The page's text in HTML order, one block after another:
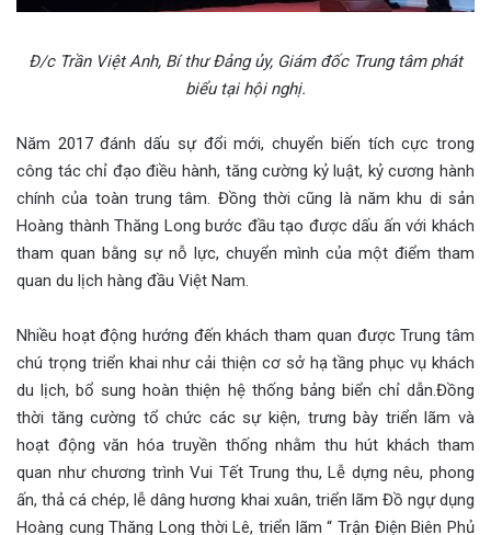
Đ/c Trần Việt Anh, Bí thư Đảng ủy, Giám đốc Trung tâm phát
biểu tại hội nghị.
Năm 2017 đánh dấu sự đổi mới, chuyển biến tích cực trong
công tác chỉ đạo điều hành, tăng cường kỷ luật, kỷ cương hành
chính của toàn trung tâm. Đồng thời cũng là năm khu di sản
Hoàng thành Thăng Long bước đầu tạo được dấu ấn với khách
tham quan bằng sự nỗ lực, chuyển mình của một điểm tham
quan du lịch hàng đầu Việt Nam.
Nhiều hoạt động hướng đến khách tham quan được Trung tâm
chú trọng triển khai như cải thiện cơ sở hạ tầng phục vụ khách
du lịch, bổ sung hoàn thiện hệ thống bảng biển chỉ dẫn.Đồng
thời tăng cường tổ chức các sự kiện, trưng bày triển lãm và
hoạt động văn hóa truyền thống nhằm thu hút khách tham
quan như chương trình Vui Tết Trung thu, Lễ dựng nêu, phong
ấn, thả cá chép, lễ dâng hương khai xuân, triển lãm Đồ ngự dụng
Hoàng cung Thăng Long thời Lê, triển lãm “ Trận Điện Biên Phủ